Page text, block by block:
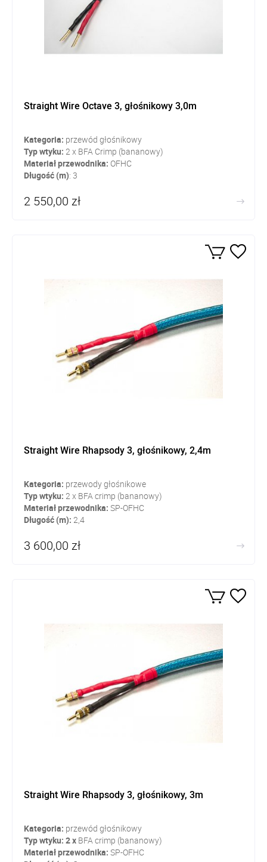
Straight Wire Octave 3, głośnikowy 3,0m
Kategoria: przewód głośnikowy
Typ wtyku: 2 x BFA Crimp (bananowy)
Materiał przewodnika: OFHC
Długość (m): 3
2 550,00 zł
Straight Wire Rhapsody 3, głośnikowy, 2,4m
Kategoria: przewody głośnikowe
Typ wtyku: 2 x BFA crimp (bananowy)
Materiał przewodnika: SP-OFHC
Długość (m): 2,4
3 600,00 zł
Straight Wire Rhapsody 3, głośnikowy, 3m
Kategoria: przewód głośnikowy
Typ wtyku: 2 x BFA crimp (bananowy)
Materiał przewodnika: SP-OFHC